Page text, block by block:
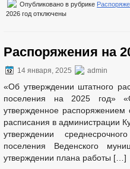
Опубликовано в рубрике
2026 год отключены
Распоряжения на
14 января, 2025 admin
«Об утверждении штатного
поселения на 2025 год»
утвержденное
расписания в администрации
утверждении
поселения Веденского
утверждении плана работы […]